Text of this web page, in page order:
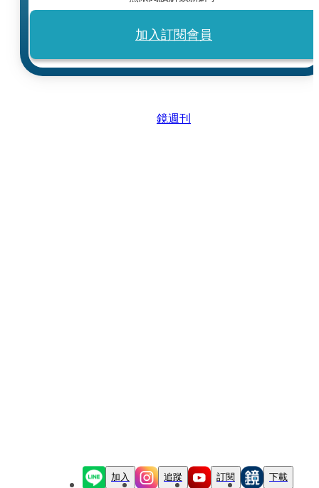
加入訂閱會員
鏡週刊
加入 追蹤 訂閱 下載